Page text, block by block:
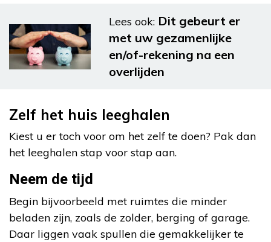
Lees ook: Dit gebeurt er
met uw gezamenlijke
en/of-rekening na een
overlijden
Zelf het huis leeghalen
Kiest u er toch voor om het zelf te doen? Pak dan
het leeghalen stap voor stap aan.
Neem de tijd
Begin bijvoorbeeld met ruimtes die minder
beladen zijn, zoals de zolder, berging of garage.
Daar liggen vaak spullen die gemakkelijker te